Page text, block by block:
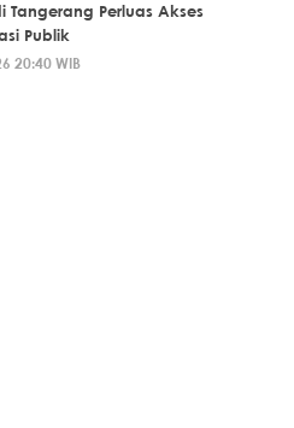
Tangerang Perluas Akses
Publik
20:40 WIB